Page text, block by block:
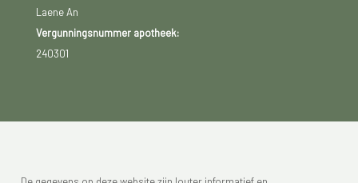
Laene An
Vergunningsnummer apotheek:
240301